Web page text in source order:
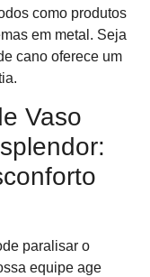
como produtos
em metal. Seja
cano oferece um
Vaso
paralisar o
equipe age